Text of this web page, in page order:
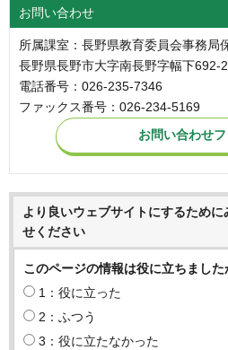
お問い合わせ
所属課室：長野県教育委員会事務局
長野県長野市大字南長野字幅下692-2
電話番号：026-235-7346
ファックス番号：026-234-5169
より良いウェブサイトにするため
せください
このページの情報は役に立ちました
1：役に立った
2：ふつう
3：役に立たなかった